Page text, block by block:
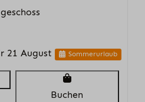
21 August
Sommerurlaub
Buchen